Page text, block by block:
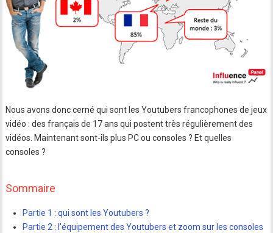
Nous avons donc cerné qui sont les Youtubers francophones de jeux
vidéo : des français de 17 ans qui postent très régulièrement des
vidéos. Maintenant sont-ils plus PC ou consoles ? Et quelles
consoles ?
Sommaire
Partie 1 : qui sont les Youtubers ?
Partie 2 : l'équipement des Youtubers et zoom sur les consoles